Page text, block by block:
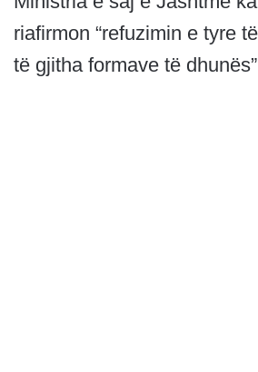
riafirmon “refuzimin e tyre
të gjitha formave të